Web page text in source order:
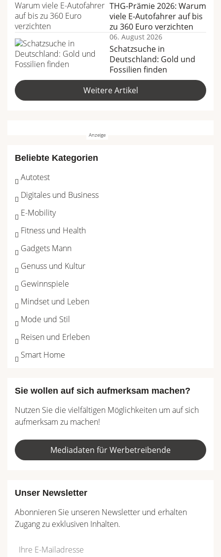
THG-Prämie 2026: Warum
viele E-Autofahrer auf bis
zu 360 Euro verzichten
06. August 2026
Schatzsuche in
Deutschland: Gold und
Fossilien finden
Weitere Artikel
Beliebte Kategorien
Autotest
Digitales und Business
E-Mobility
Fitness und Health
Gadgets Mann
Genuss und Kultur
Gewinnspiele
Mindset und Leben
Mode und Stil
Reisen und Erleben
Smart Home
Sie wollen auf sich aufmerksam machen?
Nutzen Sie die vielfältigen Möglichkeiten um auf sich
aufmerksam zu machen!
Mediadaten für Werbetreibende
Unser Newsletter
Abonnieren Sie unseren Newsletter und erhalten
Zugang zu exklusiven Inhalten.
Do
*Ihre